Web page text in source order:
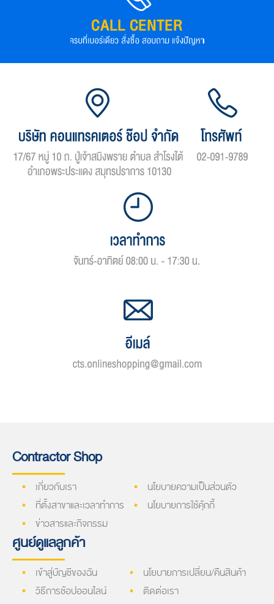
Contractor Shop
เกี่ยวกับเรา
ที่ตั้งสาขาและเวลาทำการ
ข่าวสารและกิจกรรม
นโยบายความเป็นส่วนตัว
นโยบายการใช้คุ้กกี้
ศูนย์ดูแลลูกค้า
เข้าสู่บัญชีของฉัน
วิธีการช้อปออนไลน์
นโยบายการเปลี่ยน/คืนสินค้า
ติดต่อเรา